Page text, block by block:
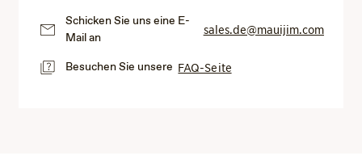
Schicken Sie uns eine E-
Mail an
sales.de@mauijim.com
Besuchen Sie unsere FAQ-Seite